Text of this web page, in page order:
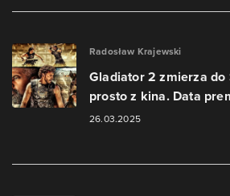
Radosław Krajewski
Gladiator 2 zmierza do
prosto z kina. Data
26.03.2025